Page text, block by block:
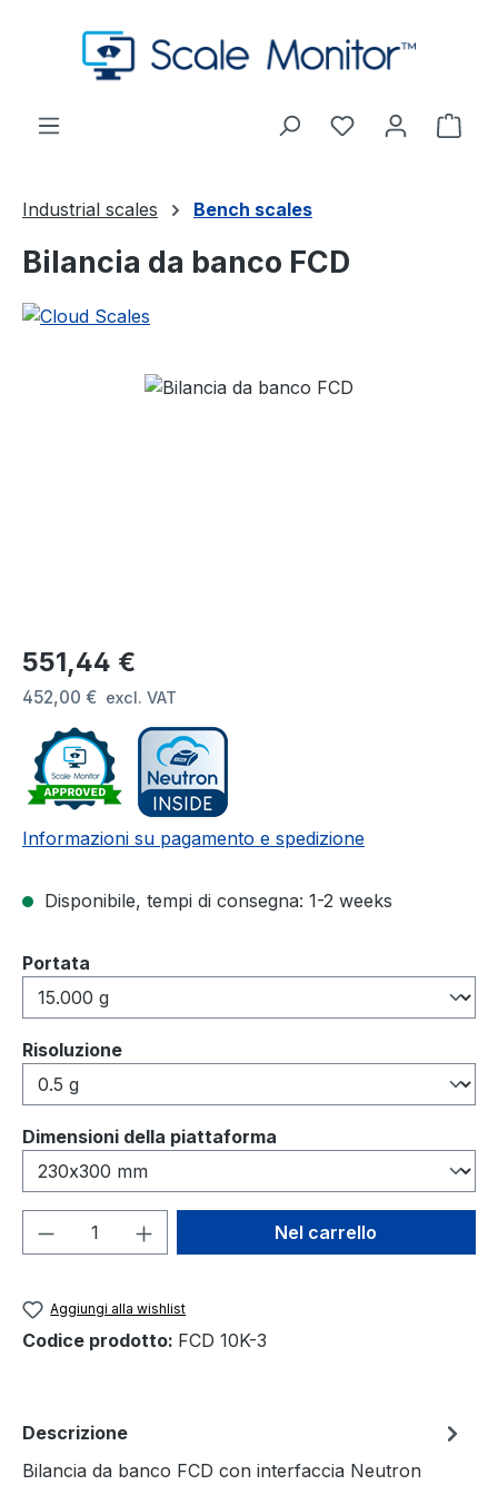
Passa al contenuto principale
Hai 0 articoliIl
Industrial scales Bench scales
Bilancia da banco FCD
Salta la galleria di immagini
Prezzo normale:
551,44 €
452,00 € excl. VAT
Informazioni su pagamento e spedizione
Disponibile, tempi di consegna: 1-2 weeks
Seleziona
Portata
Seleziona
Risoluzione
Seleziona
Dimensioni della piattaforma
Quantità del prodotto: inserisci la
Nel carrello
Aggiungi alla wishlist
Codice prodotto: FCD 10K-3
Descrizione
Bilancia da banco FCD con interfaccia Neutron